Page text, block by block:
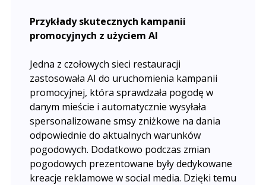
Przykłady skutecznych kampanii
promocyjnych z użyciem AI
Jedna z czołowych sieci restauracji
zastosowała AI do uruchomienia kampanii
promocyjnej, która sprawdzała pogodę w
danym mieście i automatycznie wysyłała
spersonalizowane smsy zniżkowe na dania
odpowiednie do aktualnych warunków
pogodowych. Dodatkowo podczas zmian
pogodowych prezentowane były dedykowane
kreacje reklamowe w social media. Dzięki temu